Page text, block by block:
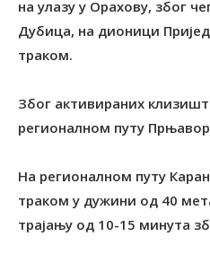
на улазу у Орахову, због
Дубица, на дионици
траком.
Због активираних
регионалном путу
На регионалном путу
траком у дужини од 40
трајању од 10-15 минута